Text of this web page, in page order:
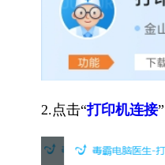
2.点击“打印机连接